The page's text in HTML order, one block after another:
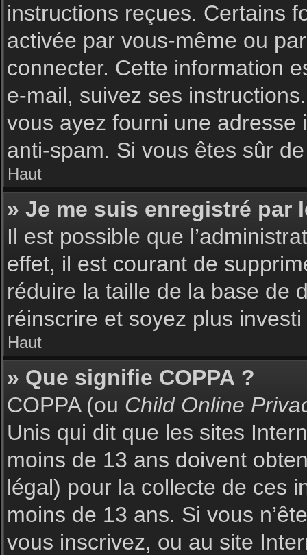
instructions reçues. Certains
activée par vous-même ou
connecter. Cette information
e-mail, suivez ses
vous ayez fourni une adresse
anti-spam. Si vous êtes sûr
Haut
» Je me suis enregistré par
Il est possible que
effet, il est courant de
réduire la taille de la base de
réinscrire et soyez plus
Haut
» Que signifie COPPA ?
COPPA (ou Child Online
Unis qui dit que les sites
moins de 13 ans doivent
légal) pour la collecte de ces
moins de 13 ans. Si vous
vous inscrivez, ou au site